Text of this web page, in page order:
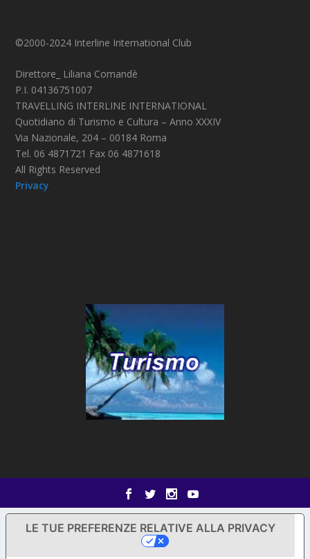
©2000-2024 Interline International Club
Direttore_ Liliana Comandè
P.I. 04136751007
TRAVELLING INTERLINE INTERNATIONAL
Quotidiano di Turismo e Cultura – Anno XXXIV
Via Nazionale, 204 – 00184 Roma
Tel. 06 4871721 Fax 06 4871618
All Rights Reserved
Privacy
LE TUE PREFERENZE RELATIVE ALLA PRIVACY